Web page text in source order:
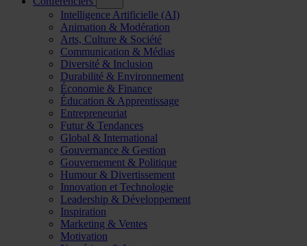
Intelligence Artificielle (AI)
Animation & Modération
Arts, Culture & Société
Communication & Médias
Diversité & Inclusion
Durabilité & Environnement
Économie & Finance
Éducation & Apprentissage
Entrepreneuriat
Futur & Tendances
Global & International
Gouvernance & Gestion
Gouvernement & Politique
Humour & Divertissement
Innovation et Technologie
Leadership & Développement
Inspiration
Marketing & Ventes
Motivation